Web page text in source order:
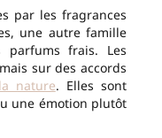
par les fragrances
une autre famille
frais. Les
sur des accords
la nature. Elles sont
une émotion plutôt